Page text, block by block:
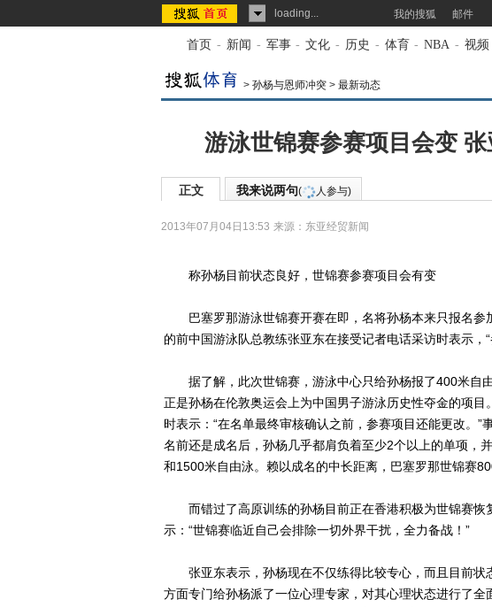
loading... 我的搜狐 邮件
首页 - 新闻 - 军事 - 文化 - 历史 - 体育 - NBA - 视频
> 孙杨与恩师冲突 > 最新动态
游泳世锦赛参赛项目会变
正文 我来说两句( 人参与)
2013年07月04日13:53 来源： 东亚经贸新闻
称孙杨目前状态良好，世锦赛参赛项目会有变
巴塞罗那游泳世锦赛开赛在即，名将孙杨本来只报名参
的前中国游泳队总教练张亚东在接受记者电话采访时表示，“
据了解，此次世锦赛，游泳中心只给孙杨报了400米自
正是孙杨在伦敦奥运会上为中国男子游泳历史性夺金的项
时表示：“在名单最终审核确认之前，参赛项目还能更改。
名前还是成名后，孙杨几乎都肩负着至少2个以上的单项，
和1500米自由泳。赖以成名的中长距离，巴塞罗那世锦赛
而错过了高原训练的孙杨目前正在香港积极为世锦赛恢
示：“世锦赛临近自己会排除一切外界干扰，全力备战！”
张亚东表示，孙杨现在不仅练得比较专心，而且目前状
方面专门给孙杨派了一位心理专家，对其心理状态进行了